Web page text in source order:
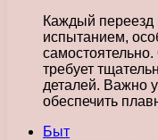
Каждый
испытанием,
требует
деталей. Важно
обеспечить
Быт